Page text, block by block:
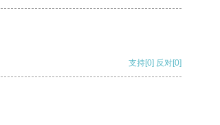
支持[0] 反对[0]